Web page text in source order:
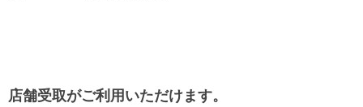
店舗受取がご利用いただけます。